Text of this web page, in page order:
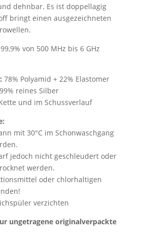
dehnbar. Es ist doppellagig
bringt einen ausgezeichneten
99,9% von 500 MHz bis 6 GHz
78% Polyamid + 22% Elastomer
99% reines Silber
und im Schussverlauf
mit 30°C im Schonwaschgang
jedoch nicht geschleudert oder
werden.
oder chlorhaltigen
verzichten
ungetragene originalverpackte